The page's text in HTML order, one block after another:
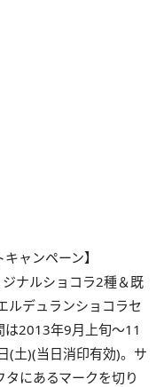
ャンペーン】
ナルショコラ2種＆既
ルデュランショコラセ
は2013年9月上旬～11
(土)(当日消印有効)。サ
にあるマークを切り